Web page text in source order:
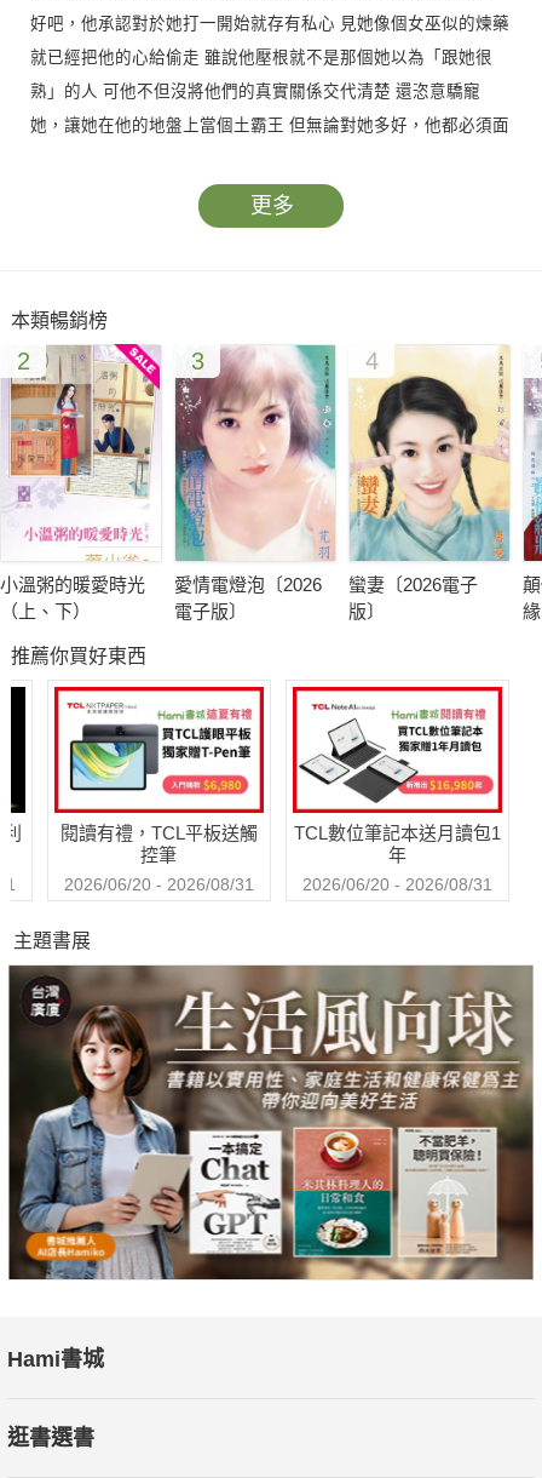
好吧，他承認對於她打一開始就存有私心 見她像個女巫似的煉藥
就已經把他的心給偷走 雖說他壓根就不是那個她以為「跟她很
熟」的人 可他不但沒將他們的真實關係交代清楚 還恣意驕寵
她，讓她在他的地盤上當個土霸王 但無論對她多好，他都必須面
更多
本類暢銷榜
2
小溫粥的暖愛時光
（上、下）
3
愛情電燈泡〔2026
電子版〕
4
蠻妻〔2026電子
版〕
推薦你買好東西
閱讀有禮，TCL平板送觸
控筆
2026/06/20 - 2026/08/31
TCL數位筆記本送月讀包1
年
2026/06/20 - 2026/08/31
主題書展
Hami書城
逛書選書